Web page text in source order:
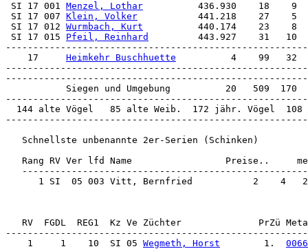
SI 17 001 Menzel, Lothar
436.930    18
SI 17 007 Klein, Volker
441.218    27
SI 17 012 Wurmbach, Kurt
440.174    23
SI 17 015 Pfeil, Reinhard
443.927    31
    17
Heimkehr Buschhuette
4    99   32
Siegen und Umgebung          20   509  170
144 alte Vögel   85 alte Weib.  172 jähr. Vögel  108
   Schnellste unbenannte 2er-Serien (Schinken)
Rang RV Ver lfd Name                 Preise..
1 SI  05 003 Vitt, Bernfried           2
    1     1    10  SI 05
Wegmeth, Horst
        1.